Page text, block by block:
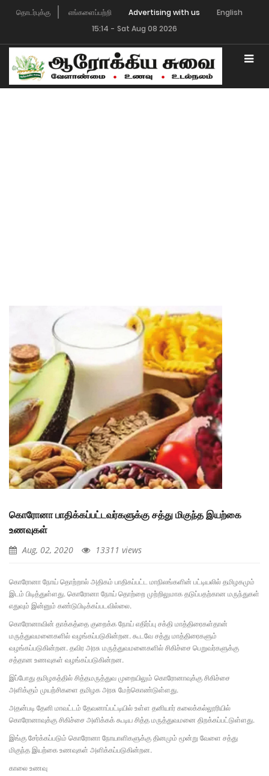
தொடர்புக்கு எங்களைப்பற்றி Advertising with us
English
15:14 - Sat Aug 08 2026
கொரோனா பாதிக்கப்பட்டவர்களுக்கு சத்து மிகுந்த இயற்கை
உணவுகள்
Aug, 02, 2020 13311 views
கொரோனா நோய் தொற்றால் அதிகம் பாதிகப்பட்ட மாநிலங்களின் பட்டியலில் தமிழகமும்
இடம் பிடித்துள்ளது. கொரோனா நோய் தொற்றை முற்றிலுமாக தடுப்பதற்கான மருந்துகள்
எதுவும் இன்னும் கண்டுபிடிக்கப்படவில்லை.
கொரோனாவின் தாக்கத்தை குறைக்க நோய் எதிர்ப்பு சக்தி மாத்திரைகள்தான்
மருத்துவமனைகளில் வழங்கப்படுகின்றன. கூடவே சத்து மாத்திரைகளும்
வழங்கப்படுகின்றன. தவிர அரசு மருத்துவமனைகளில் சிகிச்சை பெறுவர்களுக்கு
சத்தான உணவுகள் வழங்கப்படுகின்றன.
இப்போது தமிழகத்தில் சித்தமருத்துவ முறையிலும் கொரோனாவுக்கு சிகிச்சை
அளிக்கும் முயற்சிகளை தமிழக அரசு மேற்கொண்டுள்ளது.
அதன்படி தேனி மாவட்டம் தேவனாப்பட்டியில் உள்ள தனியார் கலைக்கல்லூரியில்
கொரோனாவுக்கு சிகிச்சை அளிக்கக் கூடிய சித்த மருத்துவமனை திறக்கப்பட்டுள்ளது.
இங்கு சேர்க்கப்படும் கொரோனா நோயாளிகளுக்கு தினமும் மூன்று வேளை சத்து
மிகுந்த இயற்கை உணவுகள் அளிக்கப்படுகின்றன.
காலை உணவு